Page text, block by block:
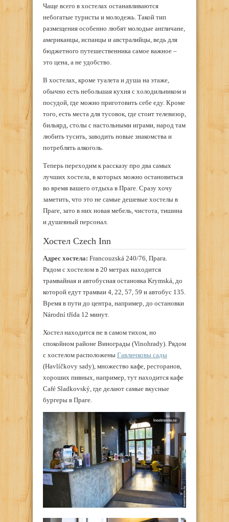
Чаще всего в хостелах останавливаются
небогатые туристы и молодежь. Такой тип
размещения особенно любят молодые англичане,
американцы, испанцы и австралийцы, ведь для
бюджетного путешественника самое важное –
это цена, а не удобство.
В хостелах, кроме туалета и душа на этаже,
обычно есть небольшая кухня с холодильником и
посудой, где можно приготовить себе еду. Кроме
того, есть места для тусовок, где стоит телевизор,
бильярд, столы с настольными играми, народ там
любить тусить, заводить новые знакомства и
потреблять алкоголь.
Теперь переходим к рассказу про два самых
лучших хостела, в которых можно остановиться
во время вашего отдыха в Праге. Сразу хочу
заметить, что это не самые дешевые хостелы в
Праге, зато в них новая мебель, чистота, тишина
и душевный персонал.
Хостел Czech Inn
Адрес хостела: Francouzská 240/76, Прага.
Рядом с хостелом в 20 метрах находится
трамвайная и автобусная остановка Krymská, до
которой едут трамваи 4, 22, 57, 59 и автобус 135.
Время в пути до центра, например, до остановки
Národní třída 12 минут.
Хостел находится не в самом тихом, но
спокойном районе Винограды (Vinohrady). Рядом
с хостелом расположены Гавличковы сады
(Havlíčkovy sady), множество кафе, ресторанов,
хороших пивных, например, тут находится кафе
Café Sladkovský, где делают самые вкусные
бургеры в Праге.